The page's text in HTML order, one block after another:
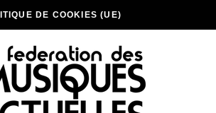
DE COOKIES (UE)